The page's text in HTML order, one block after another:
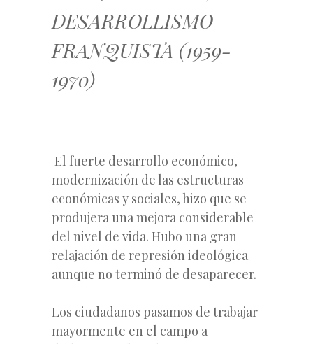
DESARROLLISMO
FRANQUISTA (1959-
1970)
El fuerte desarrollo económico,
modernización de las estructuras
económicas y sociales, hizo que se
produjera una mejora considerable
del nivel de vida. Hubo una gran
relajación de represión ideológica
aunque no terminó de desaparecer.
Los ciudadanos pasamos de trabajar
mayormente en el campo a